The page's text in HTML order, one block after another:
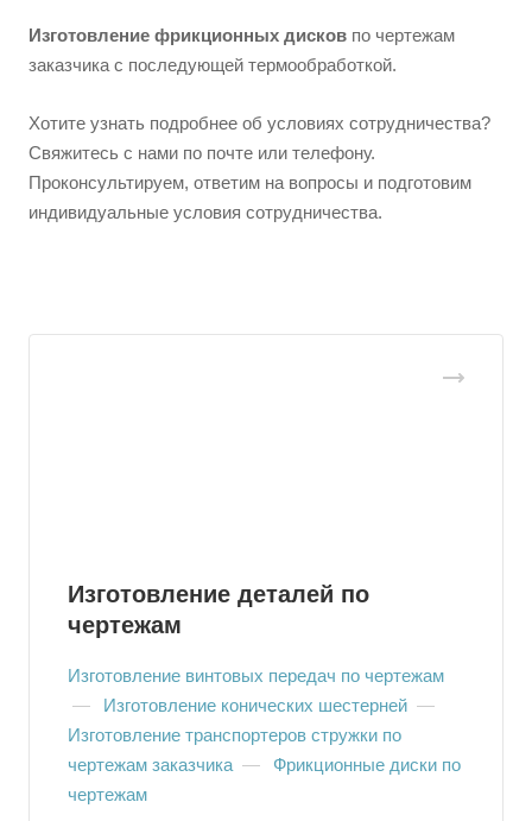
Изготовление фрикционных дисков по чертежам
заказчика с последующей термообработкой.
Хотите узнать подробнее об условиях сотрудничества?
Свяжитесь с нами по почте или телефону.
Проконсультируем, ответим на вопросы и подготовим
индивидуальные условия сотрудничества.
Изготовление деталей по
чертежам
Изготовление винтовых передач по чертежам
—
Изготовление конических шестерней —
Изготовление транспортеров стружки по
чертежам заказчика —
Фрикционные диски по
чертежам